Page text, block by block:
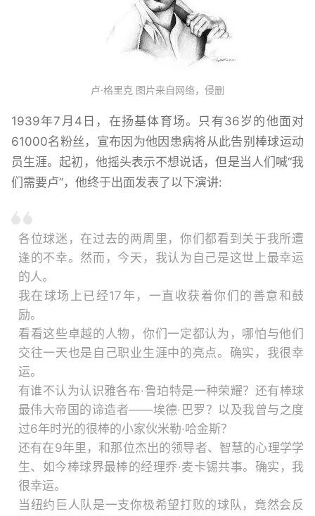
卢·格里克 图片来自网络，侵删
1939年7月4日，在扬基体育场。只有36岁的他面对
61000名粉丝，宣布因为他因患病将从此告别棒球运动
员生涯。起初，他摇头表示不想说话，但是当人们喊“我
们需要卢”，他终于出面发表了以下演讲:
各位球迷，在过去的两周里，你们都看到关于我所遭
逢的不幸。然而，今天，我认为自己是这世上最幸运
的人。
我在球场上已经17年，一直收获着你们的善意和鼓
励。
看看这些卓越的人物，你们一定都认为，哪怕与他们
交往一天也是自己职业生涯中的亮点。确实，我很幸
运。
有谁不认为认识雅各布·鲁珀特是一种荣耀？还有棒球
最伟大帝国的谛造者——埃德·巴罗？以及我曾与之度
过6年时光的很棒的小家伙米勒·哈金斯？
还有在9年里，和那位杰出的领导者、智慧的心理学学
生、如今棒球界最棒的经理乔·麦卡锡共事。确实，我
很幸运。
当纽约巨人队是一支你极希望打败的球队，竟然会反